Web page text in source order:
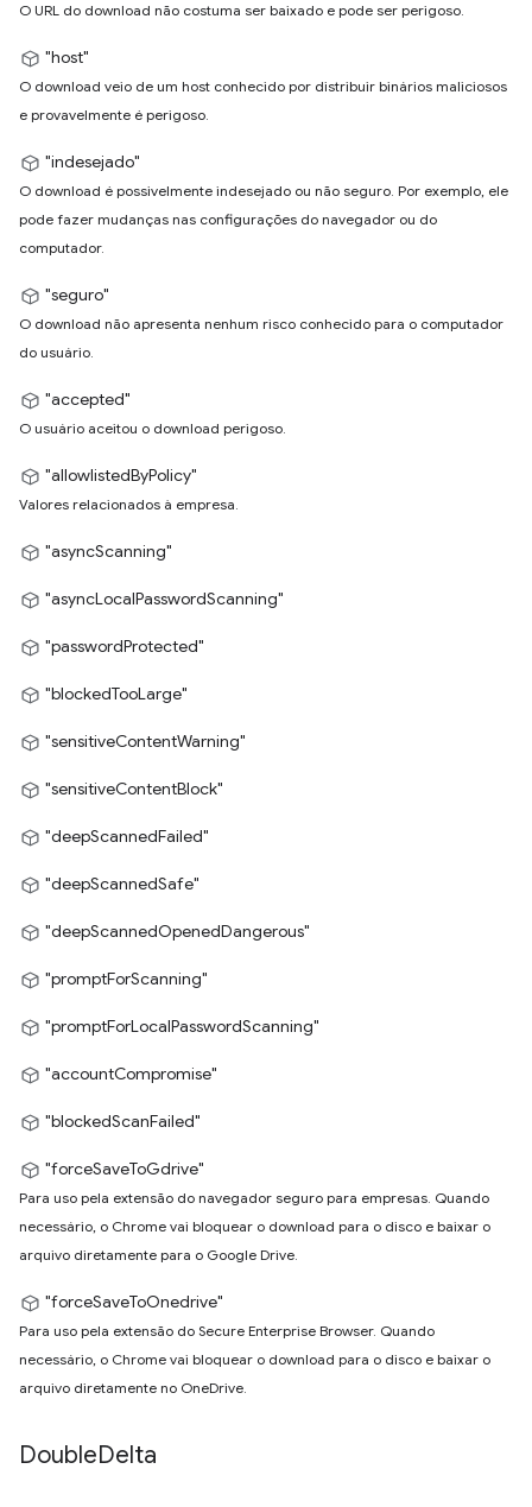
O URL do download não costuma ser baixado e pode ser perigoso.
"host"
O download veio de um host conhecido por distribuir binários maliciosos
e provavelmente é perigoso.
"indesejado"
O download é possivelmente indesejado ou não seguro. Por exemplo, ele
pode fazer mudanças nas configurações do navegador ou do
computador.
"seguro"
O download não apresenta nenhum risco conhecido para o computador
do usuário.
"accepted"
O usuário aceitou o download perigoso.
"allowlistedByPolicy"
Valores relacionados à empresa.
"asyncScanning"
"asyncLocalPasswordScanning"
"passwordProtected"
"blockedTooLarge"
"sensitiveContentWarning"
"sensitiveContentBlock"
"deepScannedFailed"
"deepScannedSafe"
"deepScannedOpenedDangerous"
"promptForScanning"
"promptForLocalPasswordScanning"
"accountCompromise"
"blockedScanFailed"
"forceSaveToGdrive"
Para uso pela extensão do navegador seguro para empresas. Quando
necessário, o Chrome vai bloquear o download para o disco e baixar o
arquivo diretamente para o Google Drive.
"forceSaveToOnedrive"
Para uso pela extensão do Secure Enterprise Browser. Quando
necessário, o Chrome vai bloquear o download para o disco e baixar o
arquivo diretamente no OneDrive.
DoubleDelta